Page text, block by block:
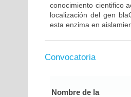
conocimiento cientifico
localización del gen
esta enzima en
Convocatoria
Nombre de la